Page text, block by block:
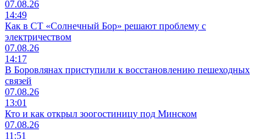
07.08.26
14:49
Как в СТ «Солнечный Бор» решают проблему с
электричеством
07.08.26
14:17
В Боровлянах приступили к восстановлению пешеходных
связей
07.08.26
13:01
Кто и как открыл зоогостиницу под Минском
07.08.26
11:51